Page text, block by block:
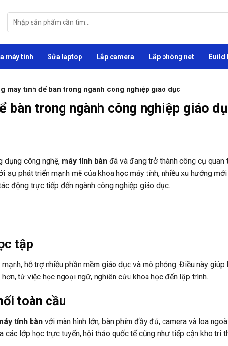
kiếm:
máy tính Sửa laptop Lắp camera Lắp phòng net Build
máy tính để bàn trong ngành công nghiệp giáo dục
bàn trong ngành công nghiệp giáo
dụng công nghệ, máy tính bàn đã và đang trở thành công cụ quan
sự phát triển mạnh mẽ của khoa học máy tính, nhiều xu hướng
động trực tiếp đến ngành công nghiệp giáo dục.
tập
hỗ trợ nhiều phần mềm giáo dục và mô phỏng. Điều này giúp
từ việc học ngoại ngữ, nghiên cứu khoa học đến lập trình.
toàn cầu
tính bàn với màn hình lớn, bàn phím đầy đủ, camera và loa
các lớp học trực tuyến, hội thảo quốc tế cũng như tiếp cận kho tri